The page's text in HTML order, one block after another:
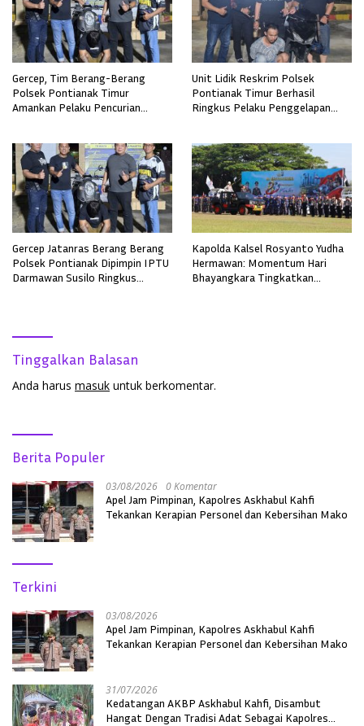
Gercep, Tim Berang-Berang
Polsek Pontianak Timur
Amankan Pelaku Pencurian
Unit Lidik Reskrim Polsek
Pontianak Timur Berhasil
Ringkus Pelaku Penggelapan
Gercep Jatanras Berang Berang
Polsek Pontianak Dipimpin IPTU
Darmawan Susilo Ringkus
Kapolda Kalsel Rosyanto Yudha
Hermawan: Momentum Hari
Bhayangkara Tingkatkan
Tinggalkan Balasan
Anda harus masuk untuk berkomentar.
Berita Populer
03/08/2026 0 Komentar
Apel Jam Pimpinan, Kapolres Askhabul Kahfi
Tekankan Kerapian Personel dan Kebersihan Mako
Terkini
03/08/2026
Apel Jam Pimpinan, Kapolres Askhabul Kahfi
Tekankan Kerapian Personel dan Kebersihan Mako
31/07/2026
Kedatangan AKBP Askhabul Kahfi, Disambut
Hangat Dengan Tradisi Adat Sebagai Kapolres